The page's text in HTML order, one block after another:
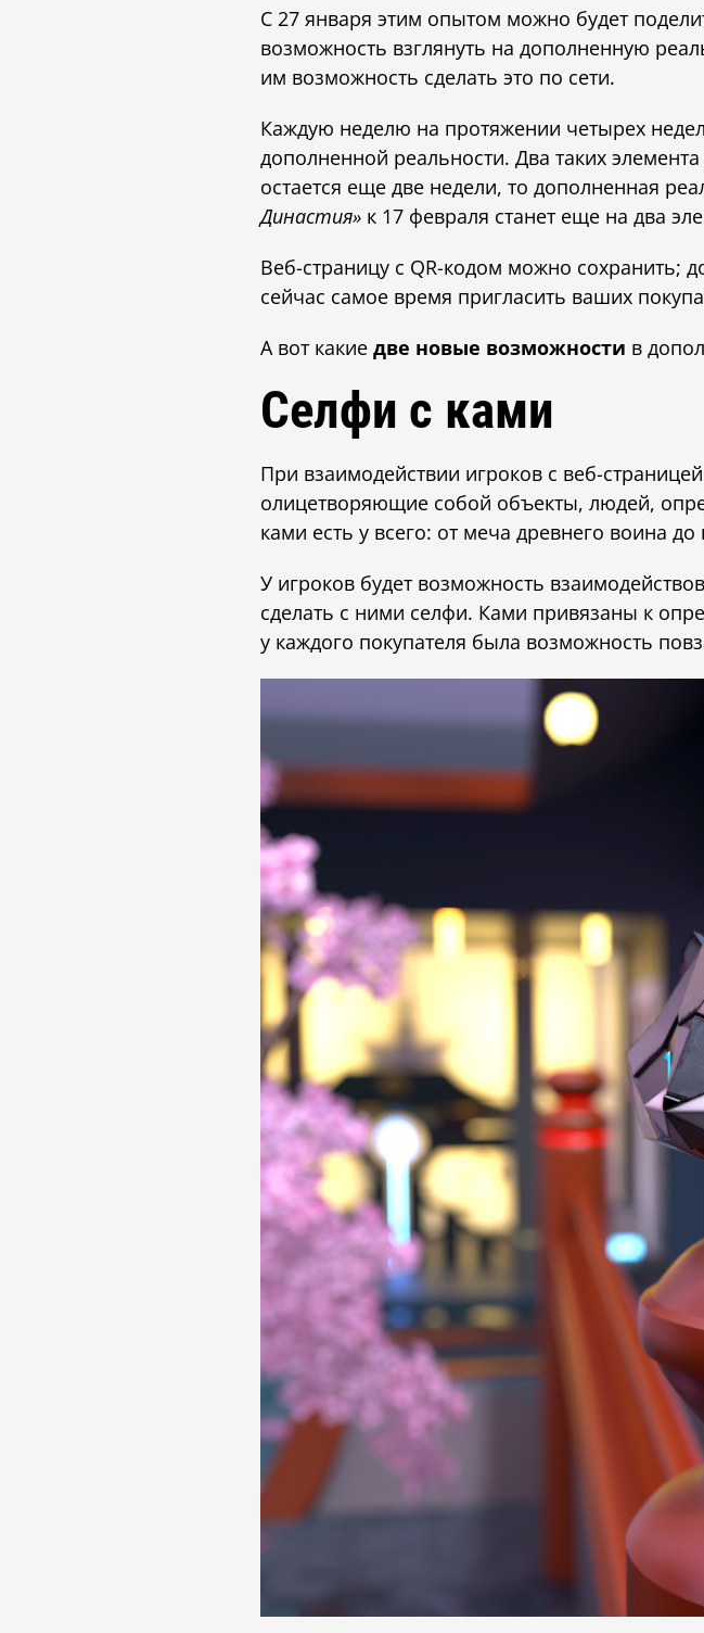
С 27 января этим опытом можно будет
возможность взглянуть на дополненную
им возможность сделать это по сети.
Каждую неделю на протяжении четырех
дополненной реальности. Два таких
остается еще две недели, то дополненная
Династия» к 17 февраля станет еще на два
Веб-страницу с QR-кодом можно сохранить;
сейчас самое время пригласить ваших
А вот какие две новые возможности в
Селфи с ками
При взаимодействии игроков с веб-
олицетворяющие собой объекты, людей,
ками есть у всего: от меча древнего воина до
У игроков будет возможность
сделать с ними селфи. Ками привязаны к
у каждого покупателя была возможность